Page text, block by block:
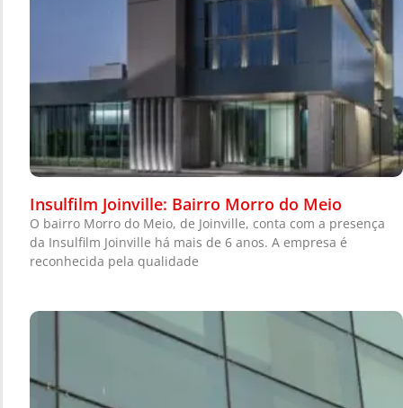
Insulfilm Joinville: Bairro Morro do Meio
O bairro Morro do Meio, de Joinville, conta com a presença
da Insulfilm Joinville há mais de 6 anos. A empresa é
reconhecida pela qualidade